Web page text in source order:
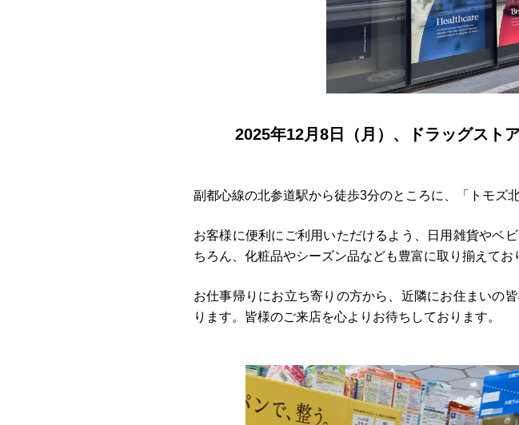
2025年12月8日（月）、ドラッグスト
副都心線の北参道駅から徒歩3分のところに、「トモズ
お客様に便利にご利用いただけるよう、日用雑貨やベ
ちろん、化粧品やシーズン品なども豊富に取り揃えてお
お仕事帰りにお立ち寄りの方から、近隣にお住まいの
ります。皆様のご来店を心よりお待ちしております。